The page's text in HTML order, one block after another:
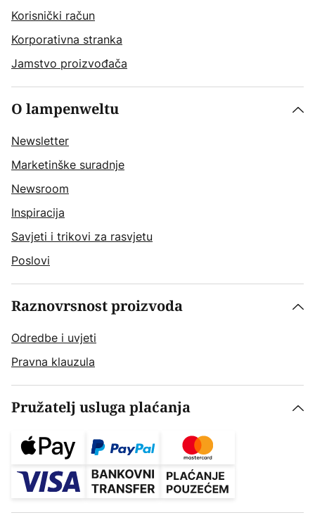
Korisnički račun
Korporativna stranka
Jamstvo proizvođača
O lampenweltu
Newsletter
Marketinške suradnje
Newsroom
Inspiracija
Savjeti i trikovi za rasvjetu
Poslovi
Raznovrsnost proizvoda
Odredbe i uvjeti
Pravna klauzula
Pružatelj usluga plaćanja